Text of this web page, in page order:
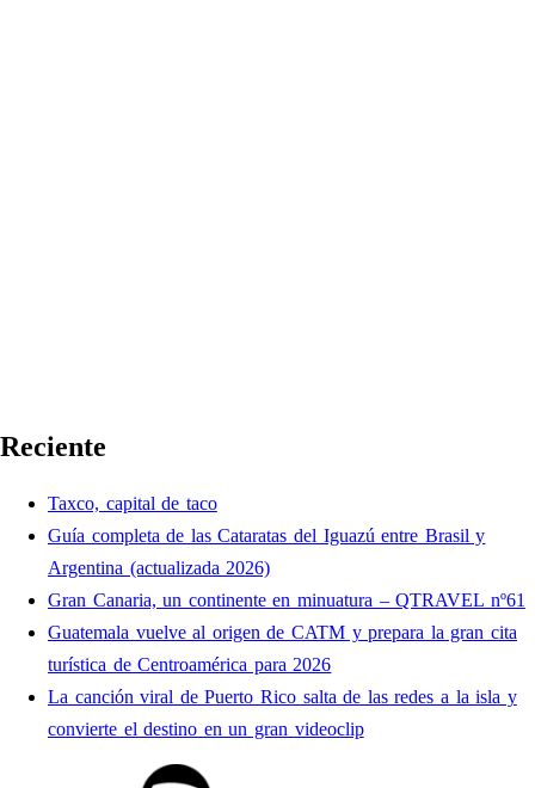
Reciente
Taxco, capital de taco
Guía completa de las Cataratas del Iguazú entre Brasil y
Argentina (actualizada 2026)
Gran Canaria, un continente en minuatura – QTRAVEL nº61
Guatemala vuelve al origen de CATM y prepara la gran cita
turística de Centroamérica para 2026
La canción viral de Puerto Rico salta de las redes a la isla y
convierte el destino en un gran videoclip